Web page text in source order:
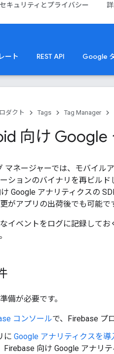
セキュリティとプライバシー
ート REST API Google
ダクト Tags Tag Manager
向け Google
マネージャーでは、モバイル
ションのバイナリを再ビル
Google アナリティクスの
がアプリの出荷後でも可能で
イベントをログに記録して
備が必要です。
コンソールで、Firebase プ
に Google アナリティクスを導
Firebase 向け Google アナリ